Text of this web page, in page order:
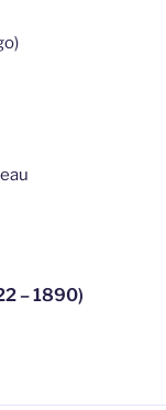
– 1890)